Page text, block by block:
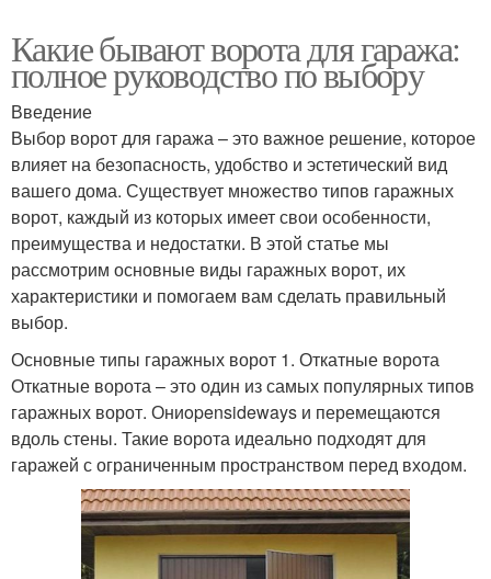
Какие бывают ворота для гаража:
полное руководство по выбору
Введение
Выбор ворот для гаража – это важное решение, которое
влияет на безопасность, удобство и эстетический вид
вашего дома. Существует множество типов гаражных
ворот, каждый из которых имеет свои особенности,
преимущества и недостатки. В этой статье мы
рассмотрим основные виды гаражных ворот, их
характеристики и помогаем вам сделать правильный
выбор.
Основные типы гаражных ворот 1. Откатные ворота
Откатные ворота – это один из самых популярных типов
гаражных ворот. Ониopensideways и перемещаются
вдоль стены. Такие ворота идеально подходят для
гаражей с ограниченным пространством перед входом.